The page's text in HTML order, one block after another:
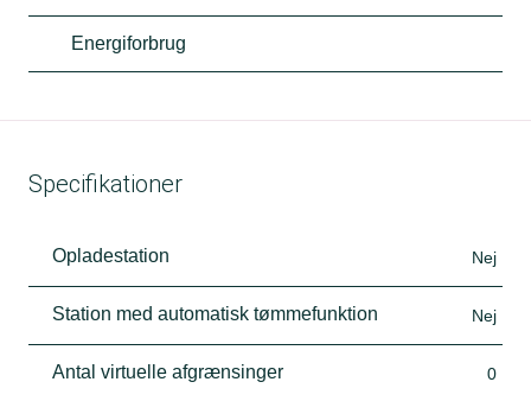
Energiforbrug
Specifikationer
Opladestation Nej
Station med automatisk tømmefunktion Nej
Antal virtuelle afgrænsinger 0